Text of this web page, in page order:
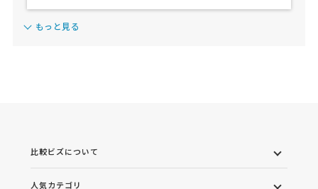
もっと見る
比較ビズについて
人気カテゴリ